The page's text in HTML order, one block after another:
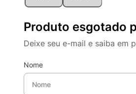
Produto esgotado
Deixe seu e-mail e saiba em
Nome